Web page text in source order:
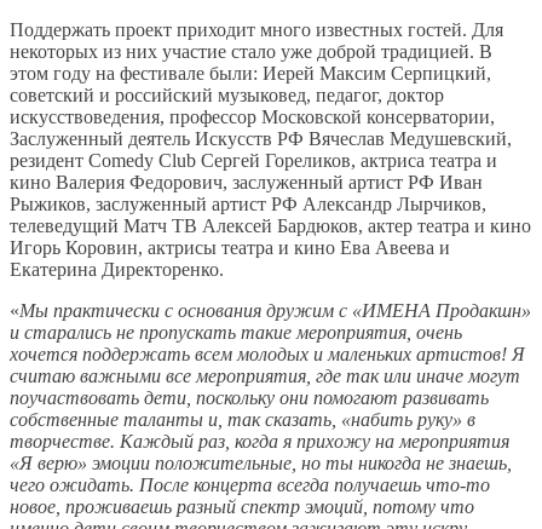
Поддержать проект приходит много известных гостей. Для
некоторых из них участие стало уже доброй традицией. В
этом году на фестивале были: Иерей Максим Серпицкий,
советский и российский музыковед, педагог, доктор
искусствоведения, профессор Московской консерватории,
Заслуженный деятель Искусств РФ Вячеслав Медушевский,
резидент Comedy Club Сергей Гореликов, актриса театра и
кино Валерия Федорович, заслуженный артист РФ Иван
Рыжиков, заслуженный артист РФ Александр Лырчиков,
телеведущий Матч ТВ Алексей Бардюков, актер театра и кино
Игорь Коровин, актрисы театра и кино Ева Авеева и
Екатерина Директоренко.
«Мы практически с основания дружим с «ИМЕНА Продакшн»
и старались не пропускать такие мероприятия, очень
хочется поддержать всем молодых и маленьких артистов! Я
считаю важными все мероприятия, где так или иначе могут
поучаствовать дети, поскольку они помогают развивать
собственные таланты и, так сказать, «набить руку» в
творчестве. Каждый раз, когда я прихожу на мероприятия
«Я верю» эмоции положительные, но ты никогда не знаешь,
чего ожидать. После концерта всегда получаешь что-то
новое, проживаешь разный спектр эмоций, потому что